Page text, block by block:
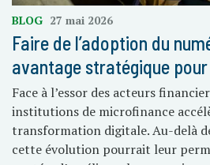
BLOG 27 mai 2026
Faire de l’adoption du
avantage stratégique
Face à l’essor des acteurs
institutions de microfinance
transformation digitale. Au-delà
cette évolution pourrait leur